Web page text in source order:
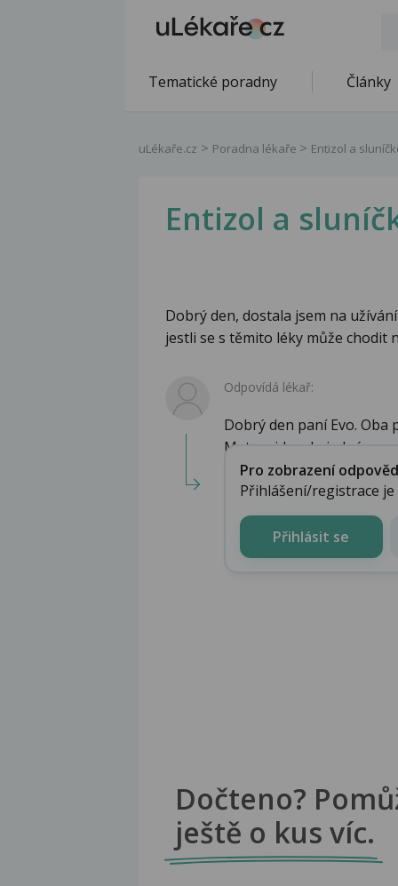
Tematické poradny Články
uLékaře.cz Poradna lékaře Entizol a
Entizol a
Dobrý den, dostala jsem na
jestli se s těmito léky může chodit
Odpovídá lékař:
Dobrý den paní Evo.
Metronidazol - jedná se o
Pro zobrazení
Přihlášení/registrace
Přihlásit se
Dočteno?
ještě o kus víc.